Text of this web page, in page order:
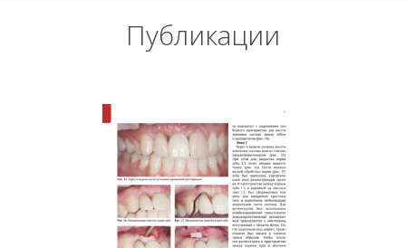
Публикации